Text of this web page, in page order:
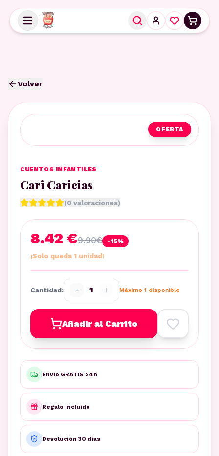
Volver
OFERTA
CUENTOS INFANTILES
Cari Caricias
(0 valoraciones)
8.42 €9.90€ -15%
¡Solo queda 1 unidad!
Cantidad: − 1 + Máximo 1 disponible
Añadir al Carrito
Envío GRATIS 24h
Regalo incluido
Devolución 30 días